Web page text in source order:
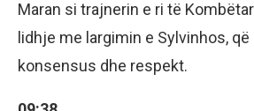
Maran si trajnerin e ri të
lidhje me largimin e Sylvinhos,
konsensus dhe respekt.